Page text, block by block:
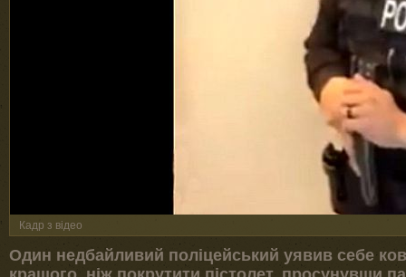
Кадр з відео
Один недбайливий поліцейський уявив себе